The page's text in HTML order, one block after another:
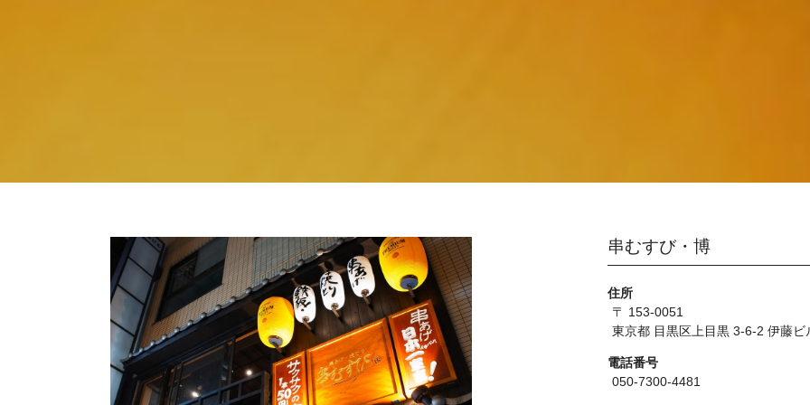
串むすび・博
住所
〒 153-0051
東京都 目黒区上目黒 3-6-2 伊藤ビ
電話番号
050-7300-4481